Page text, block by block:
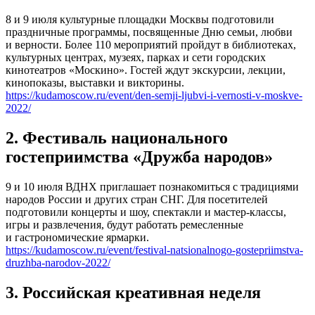
8 и 9 июля культурные площадки Москвы подготовили
праздничные программы, посвященные Дню семьи, любви
и верности. Более 110 мероприятий пройдут в библиотеках,
культурных центрах, музеях, парках и сети городских
кинотеатров «Москино». Гостей ждут экскурсии, лекции,
кинопоказы, выставки и викторины.
https://kudamoscow.ru/event/den-semji-ljubvi-i-vernosti-v-moskve-
2022/
2. Фестиваль национального
гостеприимства «Дружба народов»
9 и 10 июля ВДНХ приглашает познакомиться с традициями
народов России и других стран СНГ. Для посетителей
подготовили концерты и шоу, спектакли и мастер-классы,
игры и развлечения, будут работать ремесленные
и гастрономические ярмарки.
https://kudamoscow.ru/event/festival-natsionalnogo-gostepriimstva-
druzhba-narodov-2022/
3. Российская креативная неделя